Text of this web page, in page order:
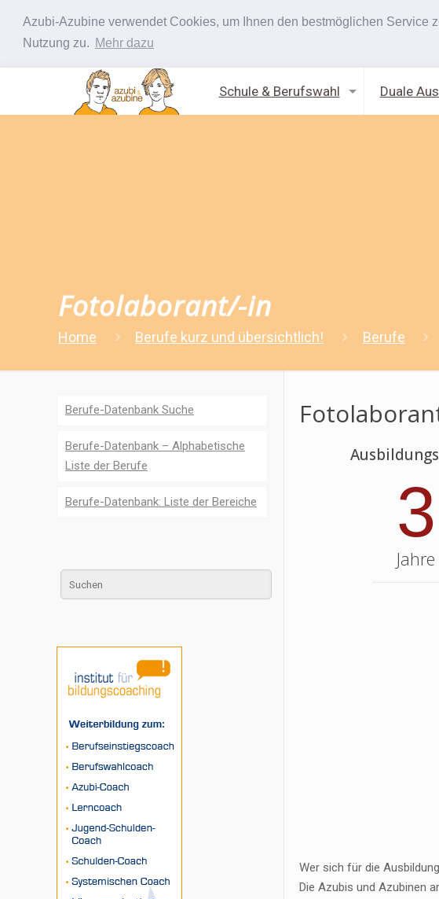
Azubi-Azubine verwendet Cookies, um Ihnen den bestmöglichen
Nutzung zu. Mehr dazu
Schule & Berufswahl Duale
Fotolaborant/-in
Home Berufe kurz und übersichtlich! Berufe
3
Jahre
Wer sich für die
Die Azubis und Azubinen
Berufe-Datenbank Suche
Berufe-Datenbank – Alphabetische
Liste der Berufe
Berufe-Datenbank: Liste der Bereiche